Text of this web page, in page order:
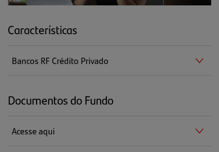
Características
Bancos RF Crédito Privado
Documentos do Fundo
Acesse aqui